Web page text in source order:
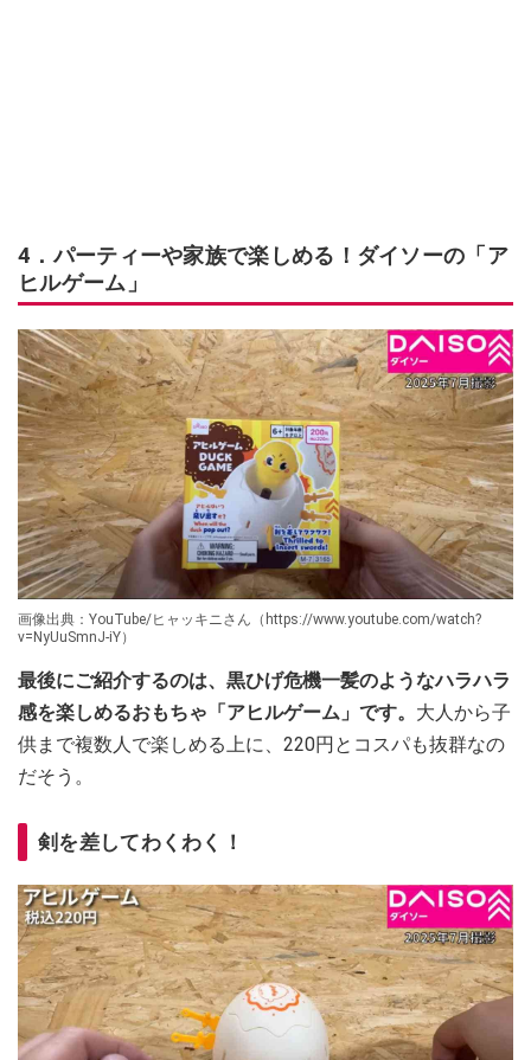
4．パーティーや家族で楽しめる！ダイソーの「ア
ヒルゲーム」
画像出典：YouTube/ヒャッキニさん（https://www.youtube.com/watch?
v=NyUuSmnJ-iY）
最後にご紹介するのは、黒ひげ危機一髪のようなハラハラ
感を楽しめるおもちゃ「アヒルゲーム」です。 大人から子
供まで複数人で楽しめる上に、220円とコスパも抜群なの
だそう。
剣を差してわくわく！